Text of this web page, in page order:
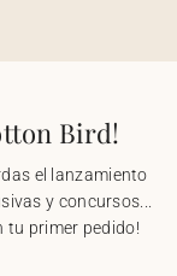
Bird!
el lanzamiento
y concursos...
tu primer pedido!